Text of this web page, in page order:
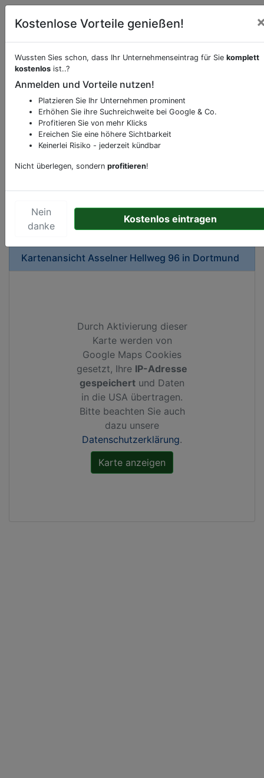
Beschreibung & Services von
Sie möchten eine Beschreibung, Dienstleistung
oder andere relevante Informationen hinzufügen?
Klicken Sie bitte hierum uns zu kontaktieren.
Sonderangebote odere besondere Services, die
Kartenansicht Asselner Hellweg 96 in Dortmund
Durch Aktivierung dieser
Karte werden von
Google Maps Cookies
gesetzt, Ihre IP-Adresse
gespeichert und Daten
in die USA übertragen.
Bitte beachten Sie auch
dazu unsere
Datenschutzerklärung.
Kostenlose Vorteile genießen!
Wussten Sies schon, dass Ihr Unternehmenseintrag für Sie komplett
kostenlos ist..?
Anmelden und Vorteile nutzen!
Platzieren Sie Ihr Unternehmen prominent
Erhöhen Sie ihre Suchreichweite bei Google & Co.
Profitieren Sie von mehr Klicks
Ereichen Sie eine höhere Sichtbarkeit
Keinerlei Risiko - jederzeit kündbar
Nicht überlegen, sondern profitieren!
Nein
danke
Kostenlos eintragen